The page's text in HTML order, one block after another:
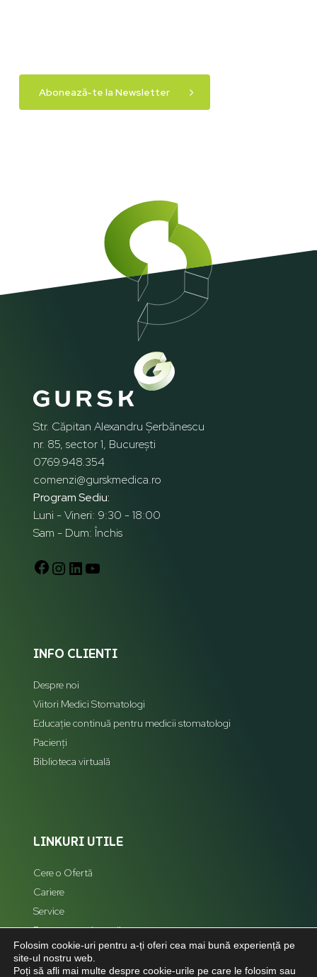
Abonează-te la Newsletter
Str. Căpitan Alexandru Șerbănescu
nr. 85, sector 1, București
0769.948.354
comenzi@gurskmedica.ro
Program Sediu:
Luni - Vineri: 9:30 - 18:00
Sam - Dum: Închis
INFO CLIENTI
Despre noi
Viitori Medici Stomatologi
Educație continuă pentru medicii stomatologi
Pacienți
Biblioteca virtuală
LINKURI UTILE
Cere o Ofertă
Cariere
Service
Reprezentanți zonali
Hartă Site
Folosim cookie-uri pentru a-ți oferi cea mai bună experiență pe
site-ul nostru web.
Poți să afli mai multe despre cookie-urile pe care le folosim sau